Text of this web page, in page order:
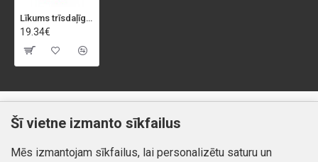
Līkums trīsdaļīgs 3660 7300114114G 11/4*, 1 1/4
19.34€
Klientiem
Kontakti
Preču atgriešana
Piegāde un apmaksa
Atteikuma tiesības
Šī vietne izmanto sīkfailus
Mēs izmantojam sīkfailus, lai personalizētu saturu un